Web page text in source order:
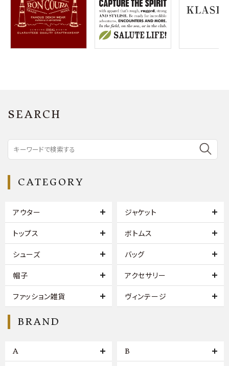
meeting_room ログイン 会員登録
SEARCH
CATEGORY
アウター ジャケット
トップス ボトムス
シューズ バッグ
帽子 アクセサリー
ファッション雑貨 ヴィンテージ
BRAND
A B